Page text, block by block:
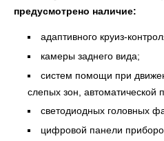
предусмотрено наличие:
адаптивного круиз-
камеры заднего вида;
систем помощи при
слепых зон, автоматической
светодиодных головных
цифровой панели